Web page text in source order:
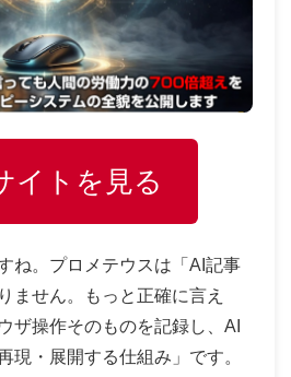
イトを見る
ね。プロメテウスは「AI記事
ません。もっと正確に言え
ザ操作そのものを記録し、AI
現・展開する仕組み」です。